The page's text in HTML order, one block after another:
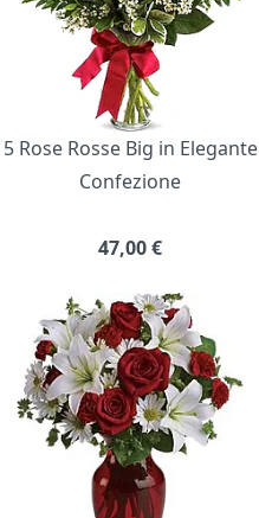
5 Rose Rosse Big in Elegante
Confezione
47,00€